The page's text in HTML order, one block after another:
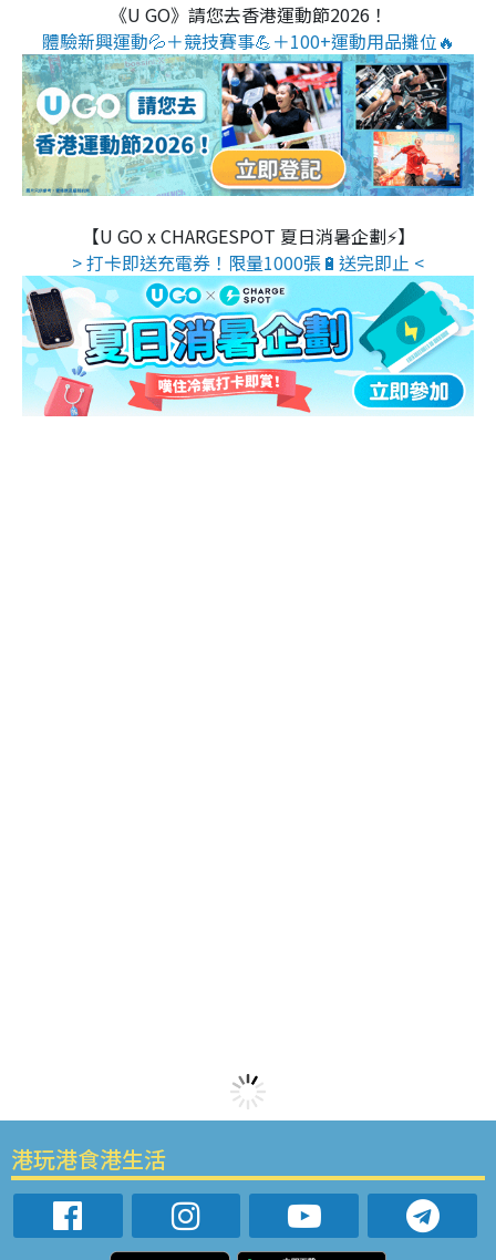
《U GO》請您去香港運動節2026！
體驗新興運動💦＋競技賽事💪＋100+運動用品攤位🔥
【U GO x CHARGESPOT 夏日消暑企劃⚡】
> 打卡即送充電券！限量1000張🔋送完即止 <
港玩港食港生活